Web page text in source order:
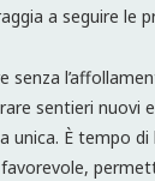
a seguire le
senza
sentieri nuovi
unica. È tempo